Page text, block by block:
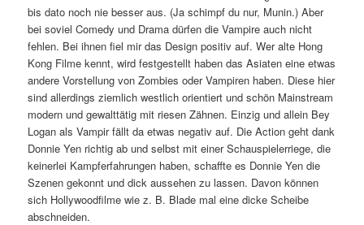
bis dato noch nie besser aus. (Ja schimpf du nur, Munin.) Aber
bei soviel Comedy und Drama dürfen die Vampire auch nicht
fehlen. Bei ihnen fiel mir das Design positiv auf. Wer alte Hong
Kong Filme kennt, wird festgestellt haben das Asiaten eine etwas
andere Vorstellung von Zombies oder Vampiren haben. Diese hier
sind allerdings ziemlich westlich orientiert und schön Mainstream
modern und gewalttätig mit riesen Zähnen. Einzig und allein Bey
Logan als Vampir fällt da etwas negativ auf. Die Action geht dank
Donnie Yen richtig ab und selbst mit einer Schauspielerriege, die
keinerlei Kampferfahrungen haben, schaffte es Donnie Yen die
Szenen gekonnt und dick aussehen zu lassen. Davon können
sich Hollywoodfilme wie z. B. Blade mal eine dicke Scheibe
abschneiden.